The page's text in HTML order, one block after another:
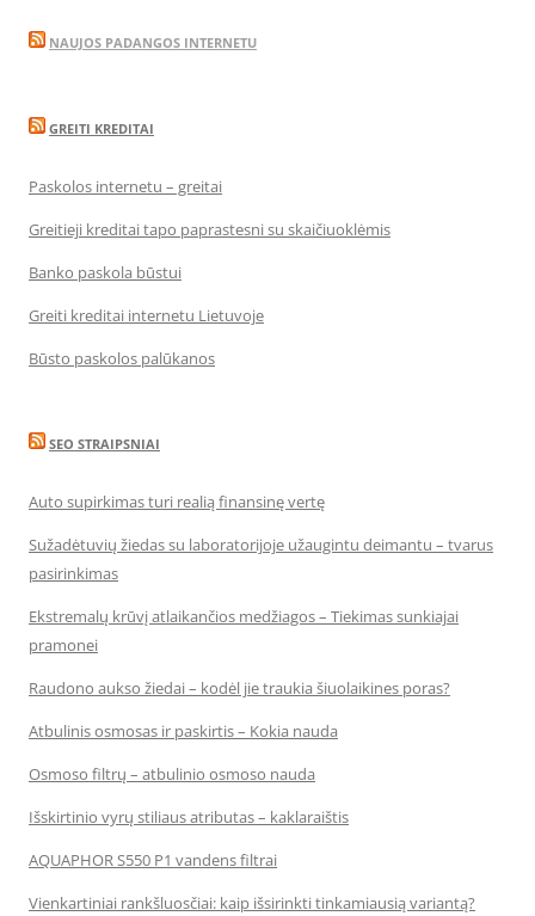
NAUJOS PADANGOS INTERNETU
GREITI KREDITAI
Paskolos internetu – greitai
Greitieji kreditai tapo paprastesni su skaičiuoklėmis
Banko paskola būstui
Greiti kreditai internetu Lietuvoje
Būsto paskolos palūkanos
SEO STRAIPSNIAI
Auto supirkimas turi realią finansinę vertę
Sužadėtuvių žiedas su laboratorijoje užaugintu deimantu – tvarus
pasirinkimas
Ekstremalų krūvį atlaikančios medžiagos – Tiekimas sunkiajai
pramonei
Raudono aukso žiedai – kodėl jie traukia šiuolaikines poras?
Atbulinis osmosas ir paskirtis – Kokia nauda
Osmoso filtrų – atbulinio osmoso nauda
Išskirtinio vyrų stiliaus atributas – kaklaraištis
AQUAPHOR S550 P1 vandens filtrai
Vienkartiniai rankšluosčiai: kaip išsirinkti tinkamiausią variantą?